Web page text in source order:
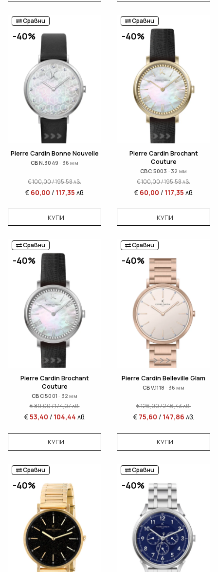
Сравни
-40%
Pierre Cardin Bonne Nouvelle
CBN.3049 · 36 мм
€100,00/195,58лв.
€ 60,00 / 117,35 лв.
КУПИ
Сравни
-40%
Pierre Cardin Brochant
Couture
CBC.5003 · 32 мм
€100,00/195,58лв.
€ 60,00 / 117,35 лв.
КУПИ
Сравни
-40%
Pierre Cardin Brochant
Couture
CBC.5001 · 32 мм
€89,00/174,07лв.
€53,40 / 104,44 лв.
КУПИ
Сравни
-40%
Pierre Cardin Belleville Glam
CBV.1118 · 36 мм
€126,00/246,43лв.
€ 75,60 / 147,86 лв.
КУПИ
Сравни
-40%
Сравни
-40%